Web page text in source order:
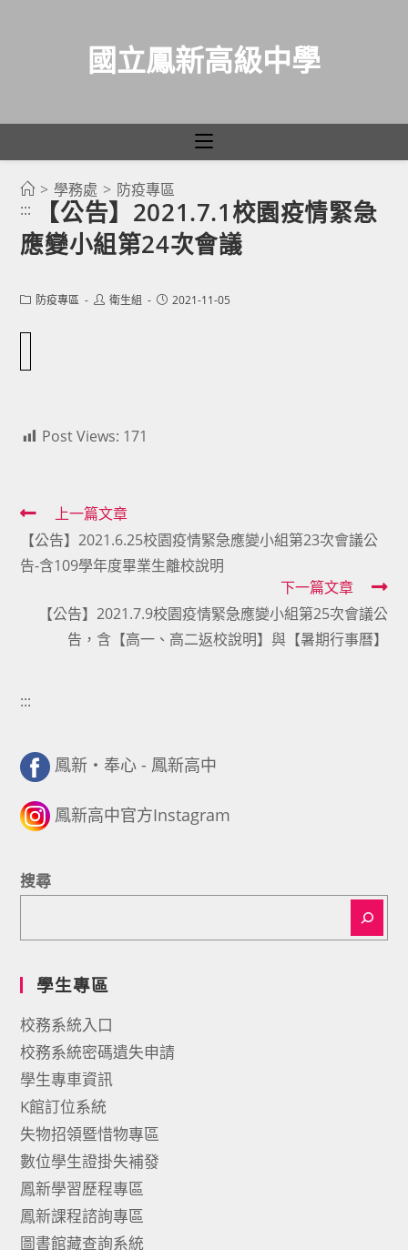
國立鳳新高級中學
> 學務處 > 防疫專區
:::
【公告】2021.7.1校園疫情緊急
應變小組第24次會議
Post防疫專區
Post衛生組
Post2021-11-05
Post Views: 171
Read
more
articles
上一篇文章
【公告】2021.6.25校園疫情緊急應變小組第23次會議公
告-含109學年度畢業生離校說明
下一篇文章
【公告】2021.7.9校園疫情緊急應變小組第25次會議公
告，含【高一、高二返校說明】與【暑期行事曆】
:::
鳳新・奉心 - 鳳新高中
鳳新高中官方Instagram
搜尋
學生專區
校務系統入口
校務系統密碼遺失申請
學生專車資訊
K館訂位系統
失物招領暨惜物專區
數位學生證掛失補發
鳳新學習歷程專區
鳳新課程諮詢專區
圖書館藏查詢系統